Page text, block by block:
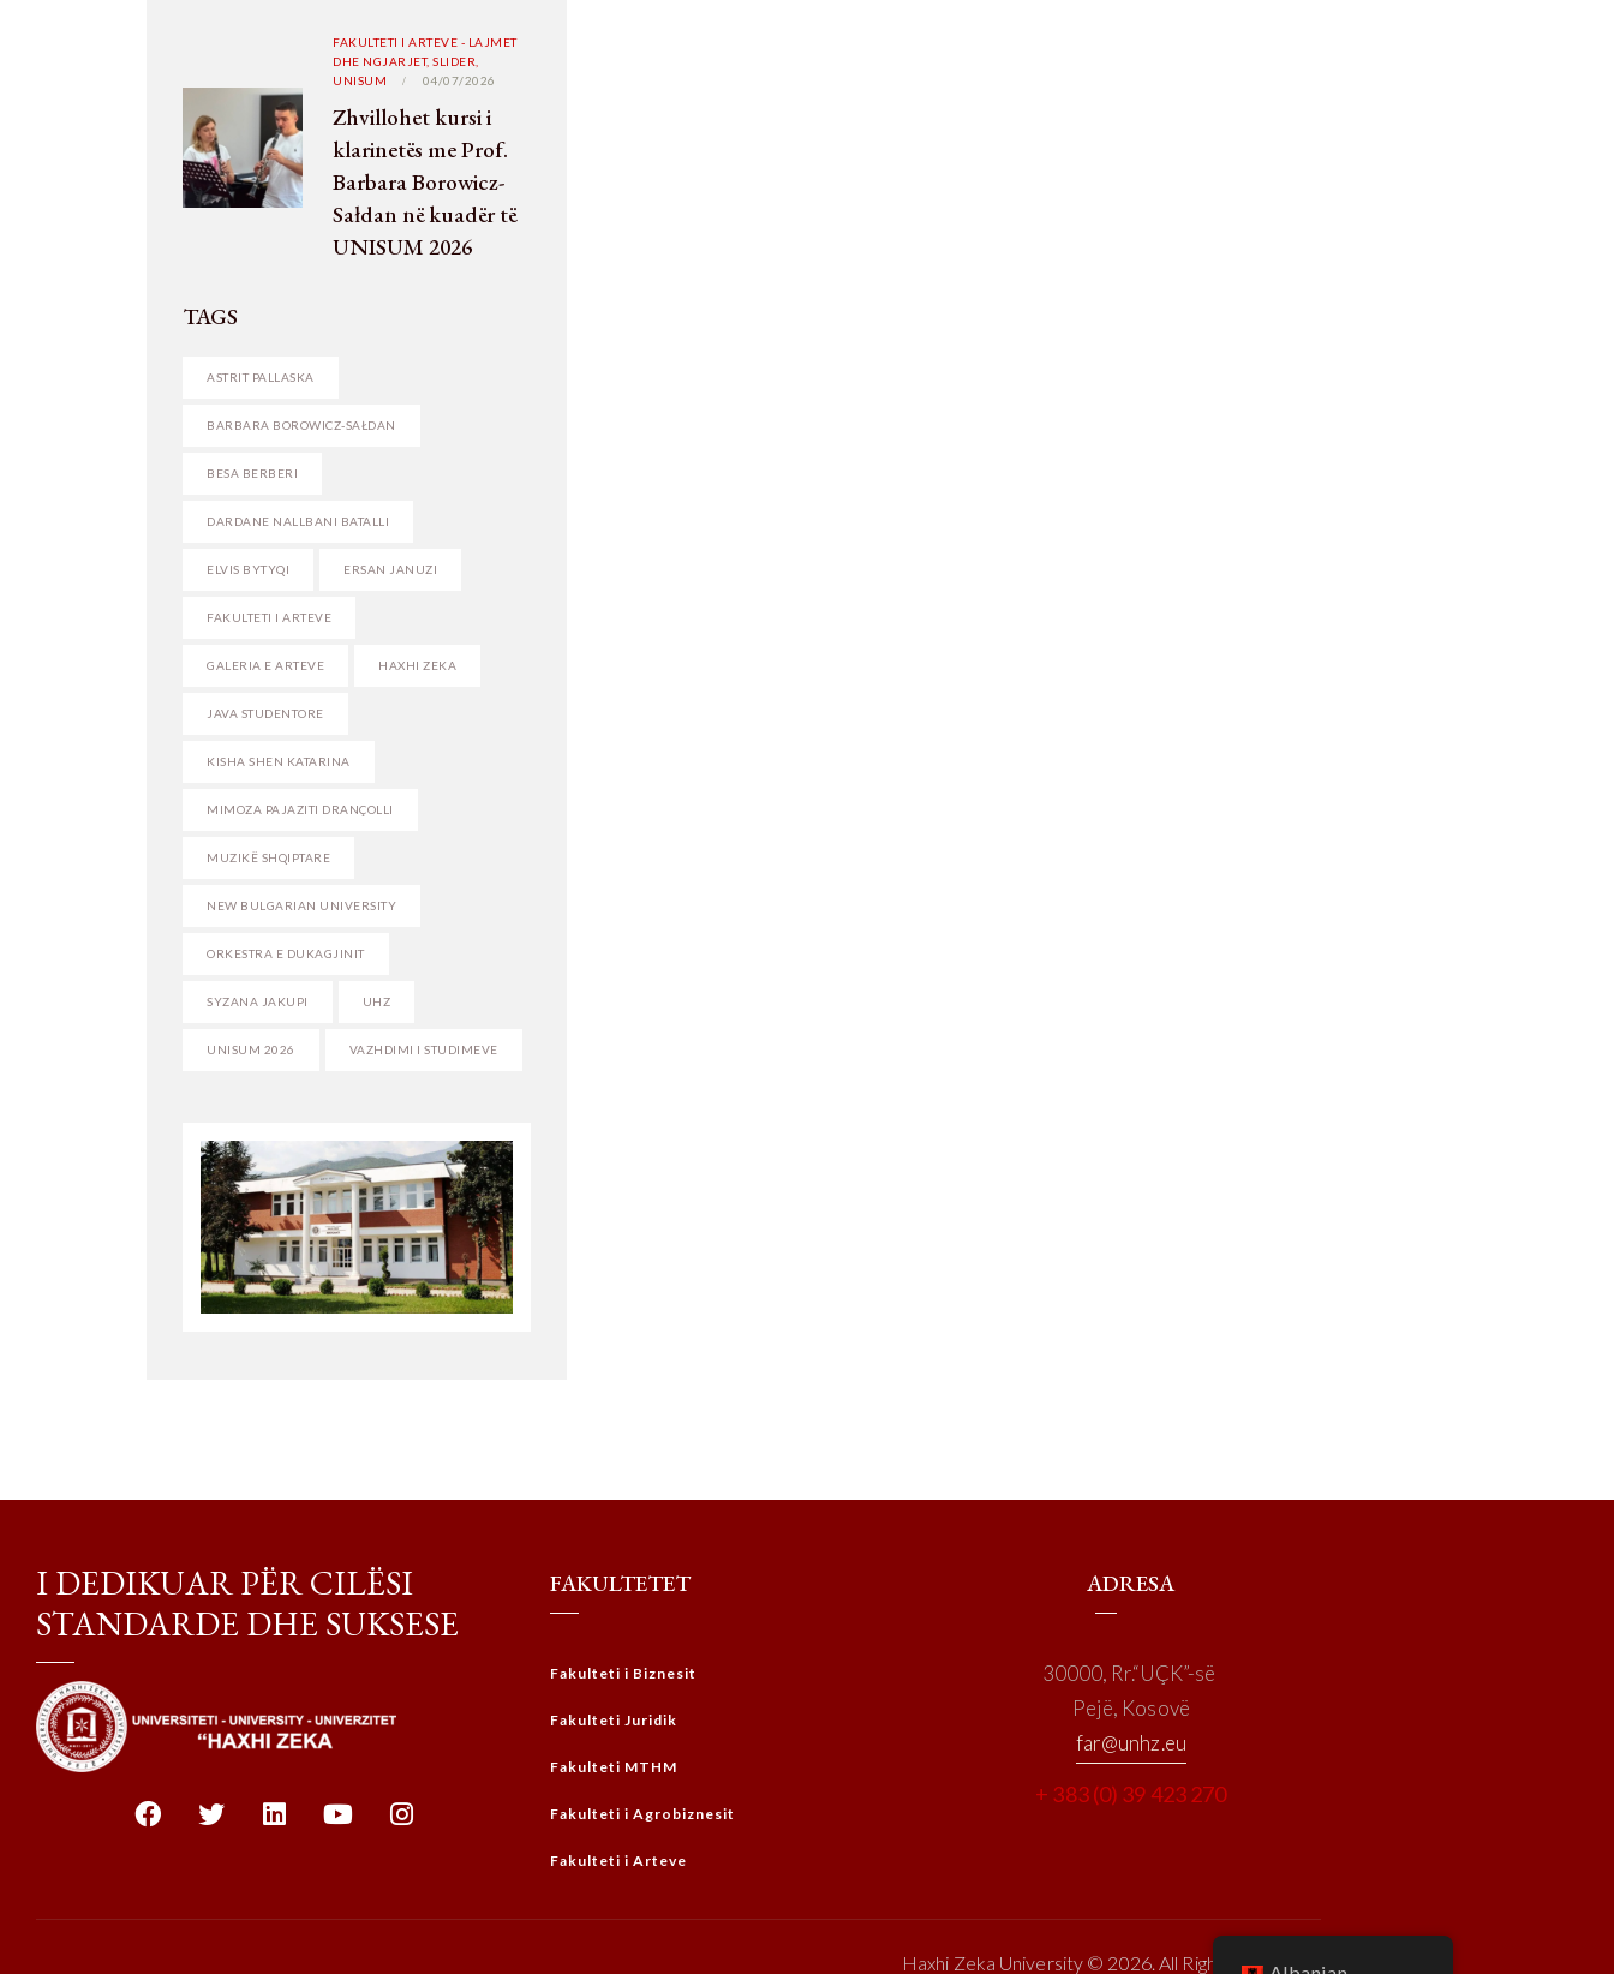
FAKULTETI I ARTEVE - LAJMET
DHE NGJARJET, SLIDER,
UNISUM
04/07/2026
Zhvillohet kursi i
klarinetës me Prof.
Barbara Borowicz-
Sałdan në kuadër të
UNISUM 2026
TAGS
ASTRIT PALLASKA
BARBARA BOROWICZ-SAŁDAN
BESA BERBERI
DARDANE NALLBANI BATALLI
ELVIS BYTYQI ERSAN JANUZI
FAKULTETI I ARTEVE
GALERIA E ARTEVE HAXHI ZEKA
JAVA STUDENTORE
KISHA SHEN KATARINA
MIMOZA PAJAZITI DRANÇOLLI
MUZIKË SHQIPTARE
NEW BULGARIAN UNIVERSITY
ORKESTRA E DUKAGJINIT
SYZANA JAKUPI UHZ
UNISUM 2026 VAZHDIMI I STUDIMEVE
I DEDIKUAR PËR CILËSI
STANDARDE DHE SUKSESE
FAKULTETET
Fakulteti i Biznesit
Fakulteti Juridik
Fakulteti MTHM
Fakulteti i Agrobiznesit
Fakulteti i Arteve
ADRESA
30000, Rr.“UÇK”-së
Pejë, Kosovë
far@unhz.eu
+ 383 (0) 39 423 270
Haxhi Zeka University © 2026. All Rights Reserved.